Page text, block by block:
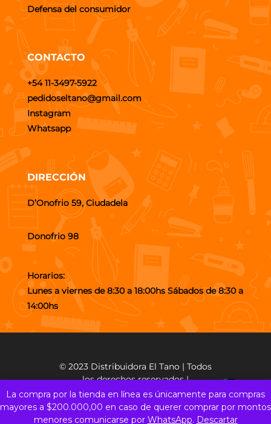
La compra por la tienda en línea es únicamente para compras
mayores a $200.000,00 en caso de querer comprar por montos
menores comunicarse por WhatsApp. Descartar
Defensa del consumidor
CONTACTO
+54 11-3497-5922
pedidoseltano@gmail.com
Instagram
Whatsapp
DIRECCIÓN
D’Onofrio 59, Ciudadela
Donofrio 98
Horarios:
Lunes a viernes de 8:30 a 18:00hs Sábados de 8:30 a
14:00hs
© 2023 Distribuidora El Tano | Todos
los derechos reservados |
Desarrollado porPuyac